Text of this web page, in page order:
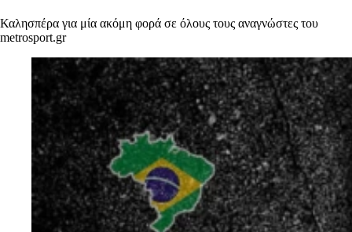
Καλησπέρα για μία ακόμη φορά σε όλους τους αναγνώστες του
metrosport.gr